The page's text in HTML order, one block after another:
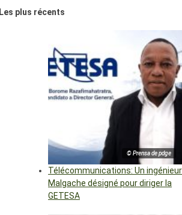
Les plus récents
© Prensa de pdge
Télécommunications: Un ingénieur
Malgache désigné pour diriger la
GETESA